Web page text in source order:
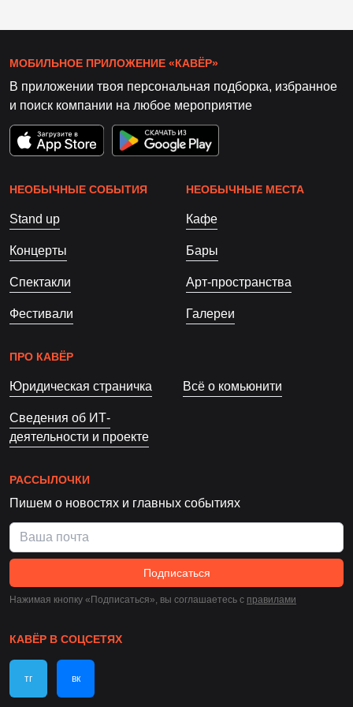
МОБИЛЬНОЕ ПРИЛОЖЕНИЕ «КАВЁР»
В приложении твоя персональная подборка, избранное
и поиск компании на любое мероприятие
НЕОБЫЧНЫЕ СОБЫТИЯ
Stand up
Концерты
Спектакли
Фестивали
НЕОБЫЧНЫЕ МЕСТА
Кафе
Бары
Арт-пространства
Галереи
ПРО КАВЁР
Юридическая страничка Всё о комьюнити
Сведения об ИТ-
деятельности и проекте
РАССЫЛОЧКИ
Пишем о новостях и главных событиях
Подписаться
Нажимая кнопку «Подписаться», вы соглашаетесь c правилами
КАВЁР В СОЦСЕТЯХ
тг вк